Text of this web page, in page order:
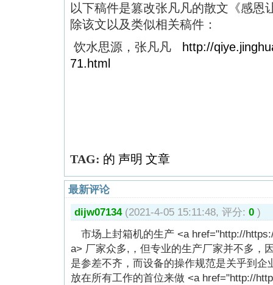
以下稿件是篡改张凡凡的散文《感恩
除该文以及类似相关稿件：
饮水思源，张凡凡
http://
71.html
TAG: 的 声明 文章
最新评论
dijw07134 (2021-4-05 15:11:48, 评分: 0 )
市场上封箱机的生产 <a href="http://
a> 厂家众多,，但专业的生产厂家并不多，
是参差不齐，而设备的操作规范是关乎到
放在所有工作的首位来做 <a href="http://